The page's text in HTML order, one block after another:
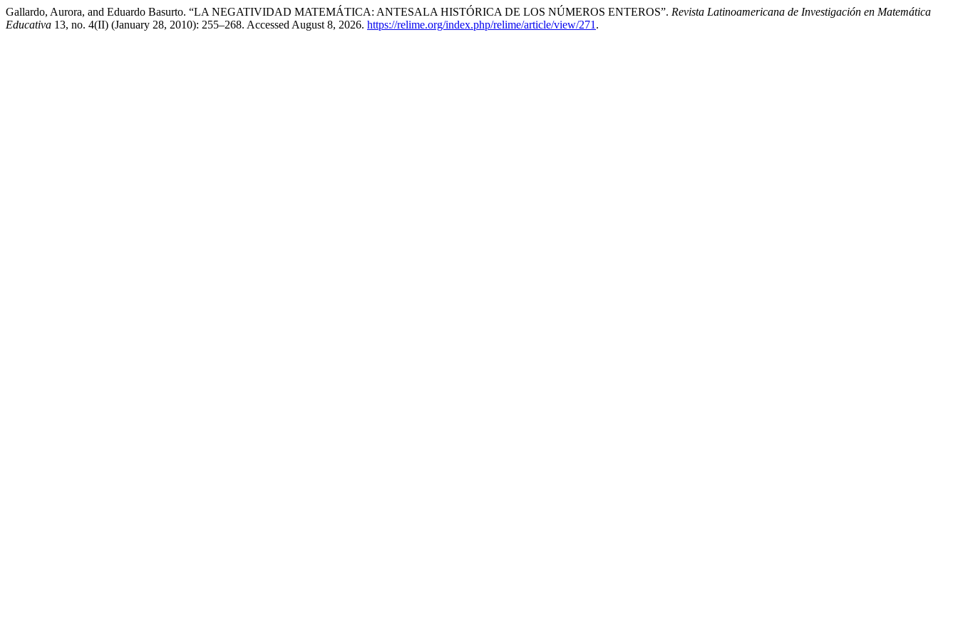
Gallardo, Aurora, and Eduardo Basurto. “LA NEGATIVIDAD MATEMÁTICA: ANTESALA HISTÓRICA DE LOS NÚMEROS ENTEROS”. Revista Latinoamericana de Investigación en Matemática
Educativa 13, no. 4(II) (January 28, 2010): 255–268. Accessed August 8, 2026. https://relime.org/index.php/relime/article/view/271 .